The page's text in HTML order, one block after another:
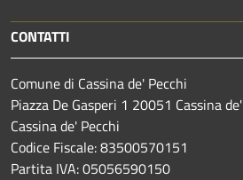
CONTATTI
Comune di Cassina de' Pecchi
Piazza De Gasperi 1 20051 Cassina
Cassina de' Pecchi
Codice Fiscale: 83500570151
Partita IVA: 05056590150